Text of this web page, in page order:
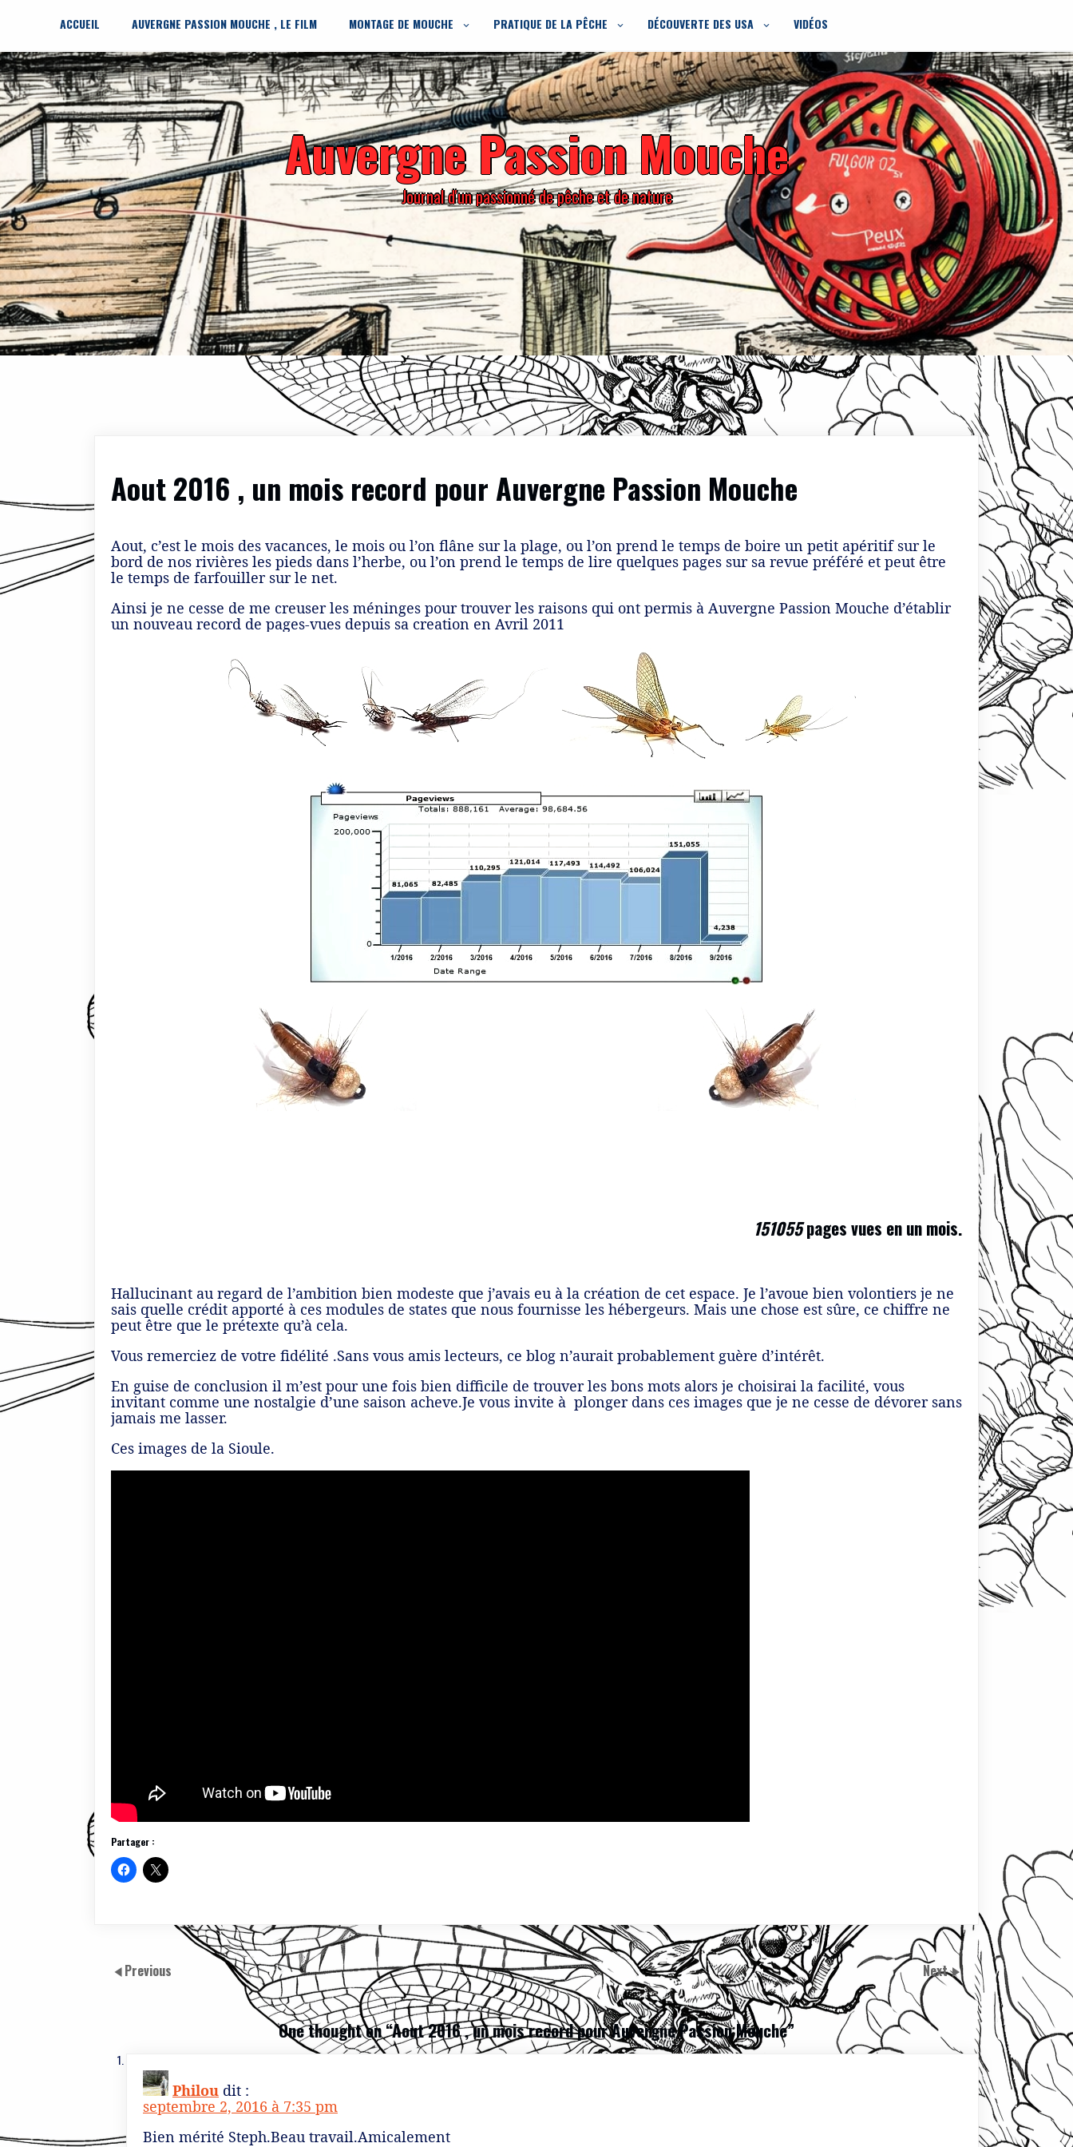
ACCUEIL AUVERGNE PASSION MOUCHE , LE FILM MONTAGE DE MOUCHE PRATIQUE DE LA PÊCHE DÉCOUVERTE DES USA VIDÉOS
Auvergne Passion Mouche
Journal d'un passionné de pêche et de nature
Aout 2016 , un mois record pour Auvergne Passion Mouche
Aout, c’est le mois des vacances, le mois ou l’on flâne sur la plage, ou l’on prend le temps de boire un petit apéritif sur le
bord de nos rivières les pieds dans l’herbe, ou l’on prend le temps de lire quelques pages sur sa revue préféré et peut être
le temps de farfouiller sur le net.
Ainsi je ne cesse de me creuser les méninges pour trouver les raisons qui ont permis à Auvergne Passion Mouche d’établir
un nouveau record de pages-vues depuis sa creation en Avril 2011
151055pages vues en un mois.
Hallucinant au regard de l’ambition bien modeste que j’avais eu à la création de cet espace. Je l’avoue bien volontiers je ne
sais quelle crédit apporté à ces modules de states que nous fournisse les hébergeurs. Mais une chose est sûre, ce chiffre ne
peut être que le prétexte qu’à cela.
Vous remerciez de votre fidélité .Sans vous amis lecteurs, ce blog n’aurait probablement guère d’intérêt.
En guise de conclusion il m’est pour une fois bien difficile de trouver les bons mots alors je choisirai la facilité, vous
invitant comme une nostalgie d’une saison acheve.Je vous invite à plonger dans ces images que je ne cesse de dévorer sans
jamais me lasser.
Ces images de la Sioule.
Partager :
Previous Next
One thought on “Aout 2016 , un mois record pour Auvergne Passion Mouche”
Philou dit :
septembre 2, 2016 à 7:35 pm
Bien mérité Steph.Beau travail.Amicalement